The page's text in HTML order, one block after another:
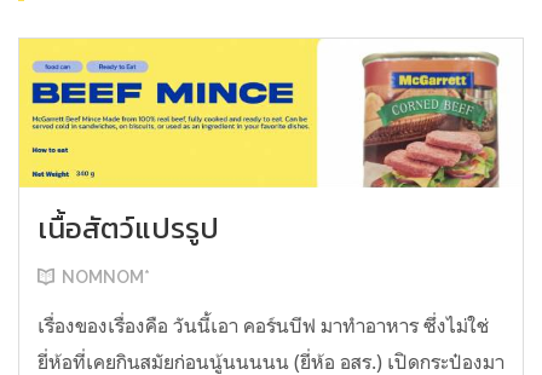
เนื้อสัตว์แปรรูป
NOMNOM*
เรื่องของเรื่องคือ วันนี้เอา คอร์นบีฟ มาทำอาหาร ซึ่งไม่ใช่
ยี่ห้อที่เคยกินสมัยก่อนนู้นนนนน (ยี่ห้อ อสร.) เปิดกระป๋องมา